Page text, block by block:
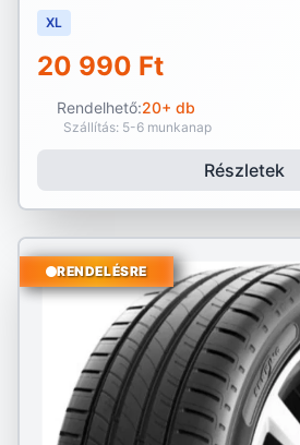
XL
20 990 Ft
Rendelhető:20+ db
Szállítás: 5-6 munkanap
Részletek
RENDELÉSRE